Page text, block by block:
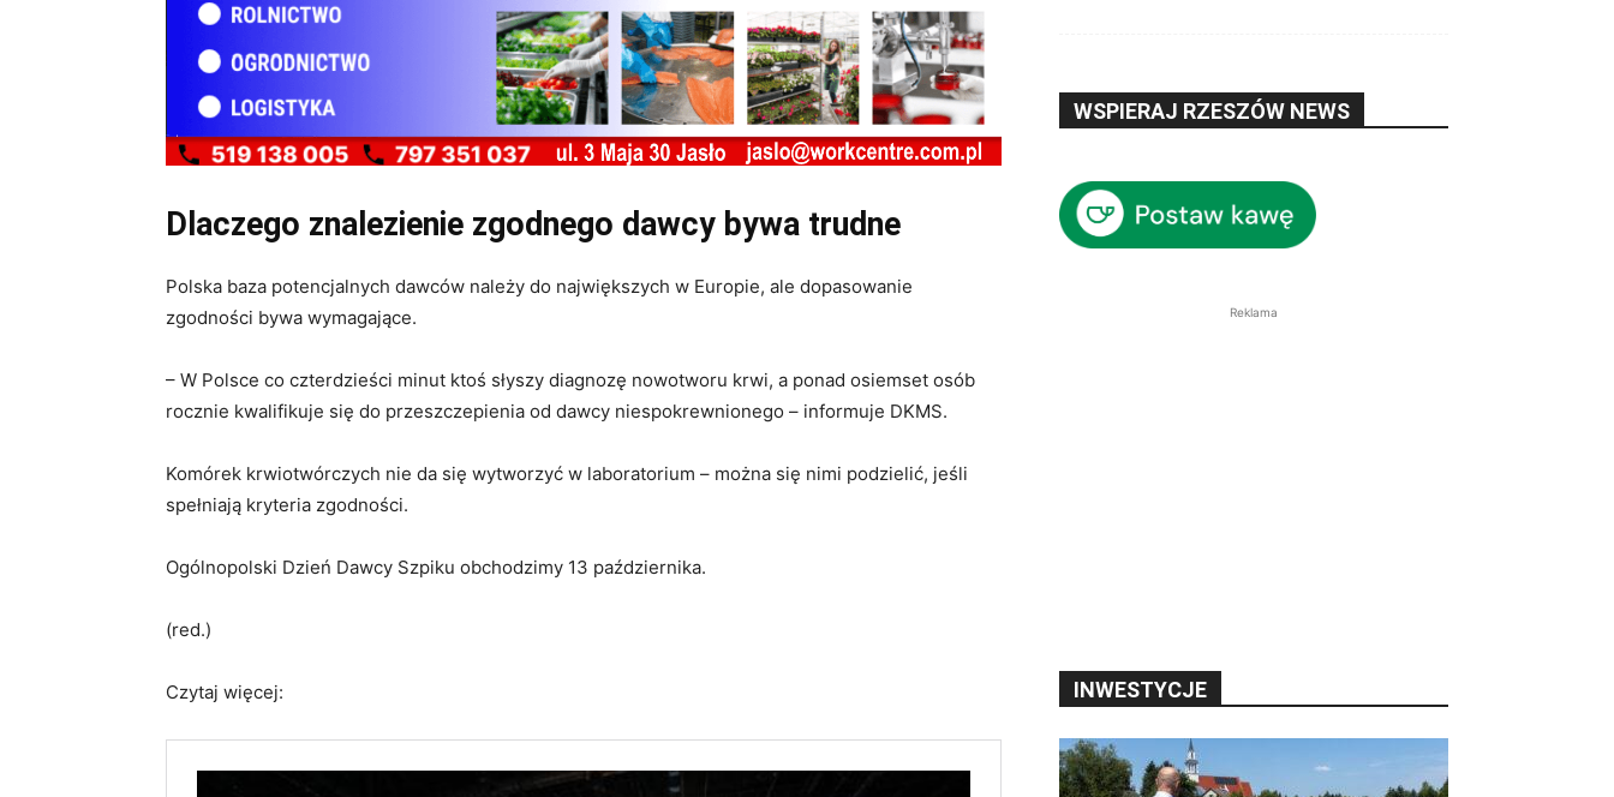
Dlaczego znalezienie zgodnego dawcy bywa trudne
Polska baza potencjalnych dawców należy do największych w Europie, ale dopasowanie
zgodności bywa wymagające.
– W Polsce co czterdzieści minut ktoś słyszy diagnozę nowotworu krwi, a ponad osiemset osób
rocznie kwalifikuje się do przeszczepienia od dawcy niespokrewnionego – informuje DKMS.
Komórek krwiotwórczych nie da się wytworzyć w laboratorium – można się nimi podzielić, jeśli
spełniają kryteria zgodności.
Ogólnopolski Dzień Dawcy Szpiku obchodzimy 13 października.
(red.)
Czytaj więcej:
WSPIERAJ RZESZÓW NEWS
Reklama
INWESTYCJE